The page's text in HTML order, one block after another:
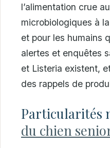
l’alimentation crue
microbiologiques à
et pour les humains
alertes et enquêtes
et Listeria existent,
des rappels de
Particularités
du chien